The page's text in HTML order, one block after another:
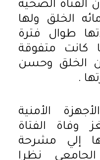
الضحية
الخلق ولها
طوال فترة
كانت متفوقة
الخلق وحسن
.
الأمنية
وفاة الفتاة
إلي مشرحة
نظرا